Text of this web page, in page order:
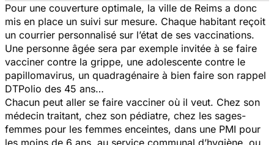
Pour une couverture optimale, la ville de Reims a donc
mis en place un suivi sur mesure. Chaque habitant reçoit
un courrier personnalisé sur l’état de ses vaccinations.
Une personne âgée sera par exemple invitée à se faire
vacciner contre la grippe, une adolescente contre le
papillomavirus, un quadragénaire à bien faire son rappel
DTPolio des 45 ans…
Chacun peut aller se faire vacciner où il veut. Chez son
médecin traitant, chez son pédiatre, chez les sages-
femmes pour les femmes enceintes, dans une PMI pour
les moins de 6 ans, au service communal d’hygiène, ou